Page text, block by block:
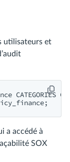
utilisateurs et
CATEGORIES
a accédé à
SOX